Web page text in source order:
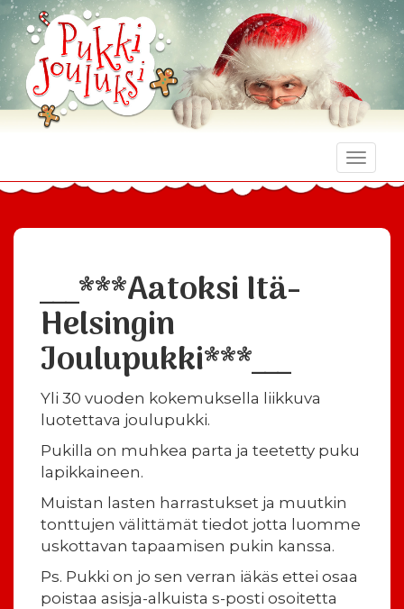
Toggle
___***Aatoksi Itä-
Helsingin
Joulupukki***___
Yli 30 vuoden kokemuksella liikkuva
luotettava joulupukki.
Pukilla on muhkea parta ja teetetty puku
lapikkaineen.
Muistan lasten harrastukset ja muutkin
tonttujen välittämät tiedot jotta luomme
uskottavan tapaamisen pukin kanssa.
Ps. Pukki on jo sen verran iäkäs ettei osaa
poistaa asisja-alkuista s-posti osoitetta